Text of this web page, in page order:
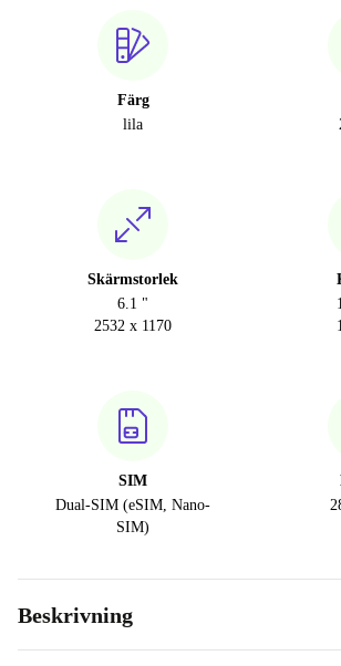
Färg
lila
Skärmstorlek
6.1 "
2532 x 1170
SIM
Dual-SIM (eSIM, Nano-
SIM)
Beskrivning